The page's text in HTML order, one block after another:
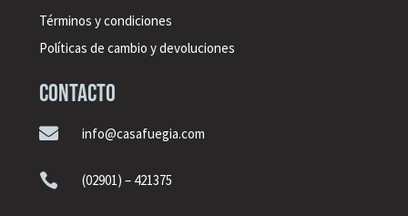
Términos y condiciones
Políticas de cambio y devoluciones
CONTACTO
 info@casafuegia.com
 (02901) – 421375